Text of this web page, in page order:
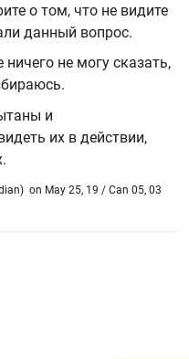
о том, что не видите
данный вопрос.
не могу сказать,
и
их в действии,
) on May 25, 19 / Can 05, 03